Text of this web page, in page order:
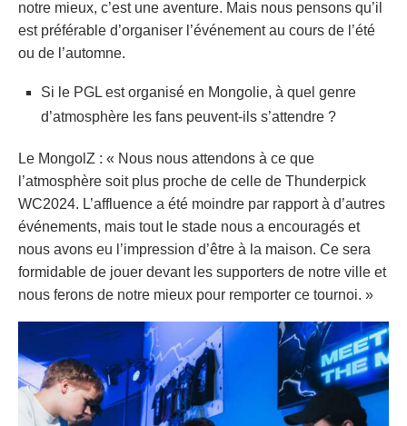
notre mieux, c’est une aventure. Mais nous pensons qu’il
est préférable d’organiser l’événement au cours de l’été
ou de l’automne.
Si le PGL est organisé en Mongolie, à quel genre
d’atmosphère les fans peuvent-ils s’attendre ?
Le MongolZ : « Nous nous attendons à ce que
l’atmosphère soit plus proche de celle de Thunderpick
WC2024. L’affluence a été moindre par rapport à d’autres
événements, mais tout le stade nous a encouragés et
nous avons eu l’impression d’être à la maison. Ce sera
formidable de jouer devant les supporters de notre ville et
nous ferons de notre mieux pour remporter ce tournoi. »